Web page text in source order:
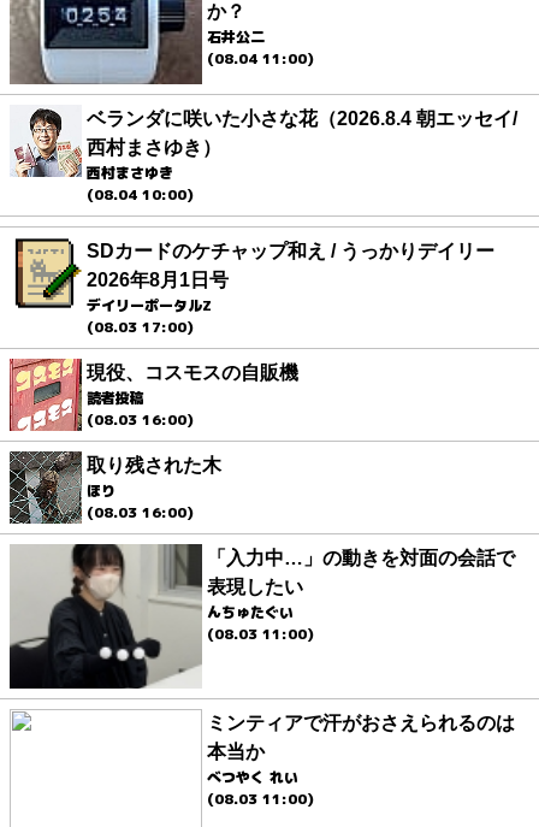
か？
石井公二
(08.04 11:00)
ベランダに咲いた小さな花（2026.8.4 朝エッセイ/
西村まさゆき）
西村まさゆき
(08.04 10:00)
SDカードのケチャップ和え / うっかりデイリー
2026年8月1日号
デイリーポータルZ
(08.03 17:00)
現役、コスモスの自販機
読者投稿
(08.03 16:00)
取り残された木
ほり
(08.03 16:00)
「入力中…」の動きを対面の会話で
表現したい
んちゅたぐい
(08.03 11:00)
ミンティアで汗がおさえられるのは
本当か
べつやく れい
(08.03 11:00)